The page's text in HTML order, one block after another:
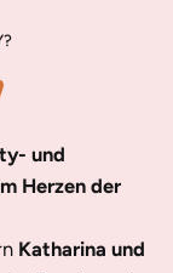
und
Herzen der
Katharina und